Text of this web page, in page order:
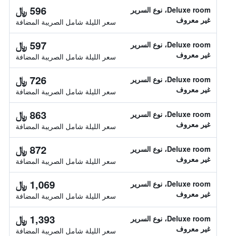
Deluxe room، نوع السرير
غير معروف
596 ﷼
سعر الليلة شامل الصريبة المضافة
Deluxe room، نوع السرير
غير معروف
597 ﷼
سعر الليلة شامل الصريبة المضافة
Deluxe room، نوع السرير
غير معروف
726 ﷼
سعر الليلة شامل الصريبة المضافة
Deluxe room، نوع السرير
غير معروف
863 ﷼
سعر الليلة شامل الصريبة المضافة
Deluxe room، نوع السرير
غير معروف
872 ﷼
سعر الليلة شامل الصريبة المضافة
Deluxe room، نوع السرير
غير معروف
1,069 ﷼
سعر الليلة شامل الصريبة المضافة
Deluxe room، نوع السرير
غير معروف
1,393 ﷼
سعر الليلة شامل الصريبة المضافة